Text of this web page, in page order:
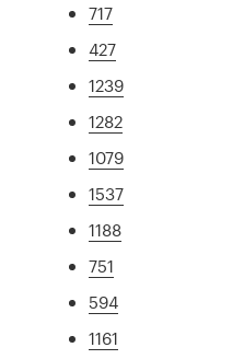
717
427
1239
1282
1079
1537
1188
751
594
1161